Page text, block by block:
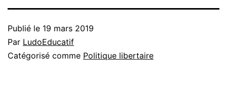
Publié le 19 mars 2019
Par LudoEducatif
Catégorisé comme Politique libertaire